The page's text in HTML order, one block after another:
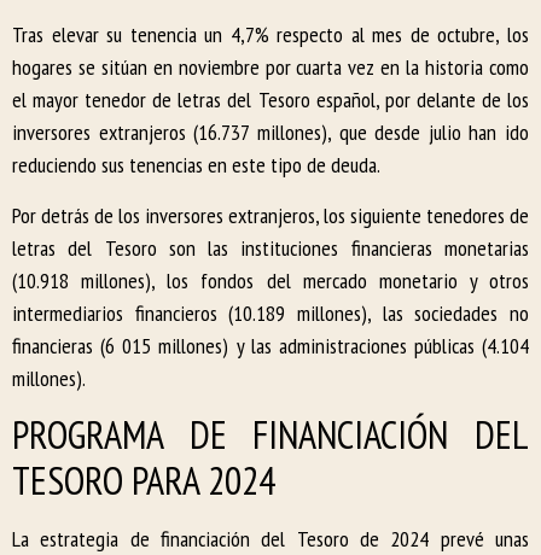
Tras elevar su tenencia un 4,7% respecto al mes de octubre, los
hogares se sitúan en noviembre por cuarta vez en la historia como
el mayor tenedor de letras del Tesoro español, por delante de los
inversores extranjeros (16.737 millones), que desde julio han ido
reduciendo sus tenencias en este tipo de deuda.
Por detrás de los inversores extranjeros, los siguiente tenedores de
letras del Tesoro son las instituciones financieras monetarias
(10.918 millones), los fondos del mercado monetario y otros
intermediarios financieros (10.189 millones), las sociedades no
financieras (6 015 millones) y las administraciones públicas (4.104
millones).
PROGRAMA DE FINANCIACIÓN DEL
TESORO PARA 2024
La estrategia de financiación del Tesoro de 2024 prevé unas